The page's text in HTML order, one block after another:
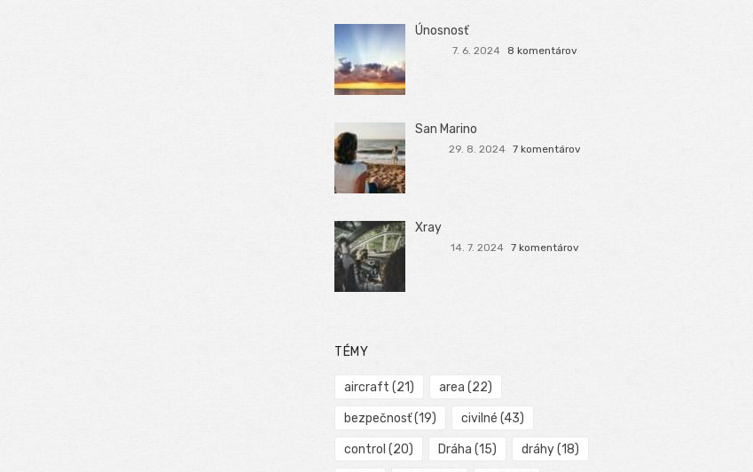
Únosnosť
7. 6. 2024 8 komentárov
San Marino
29. 8. 2024 7 komentárov
Xray
14. 7. 2024 7 komentárov
TÉMY
aircraft (21) area (22)
bezpečnosť(19) civilné (43)
control (20) Dráha (15) dráhy(18)